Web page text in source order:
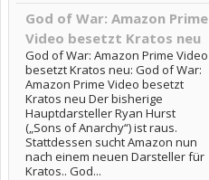
God of War: Amazon Prime
Video besetzt Kratos neu
God of War: Amazon Prime Video
besetzt Kratos neu: God of War:
Amazon Prime Video besetzt
Kratos neu Der bisherige
Hauptdarsteller Ryan Hurst
(„Sons of Anarchy“) ist raus.
Stattdessen sucht Amazon nun
nach einem neuen Darsteller für
Kratos.. God...